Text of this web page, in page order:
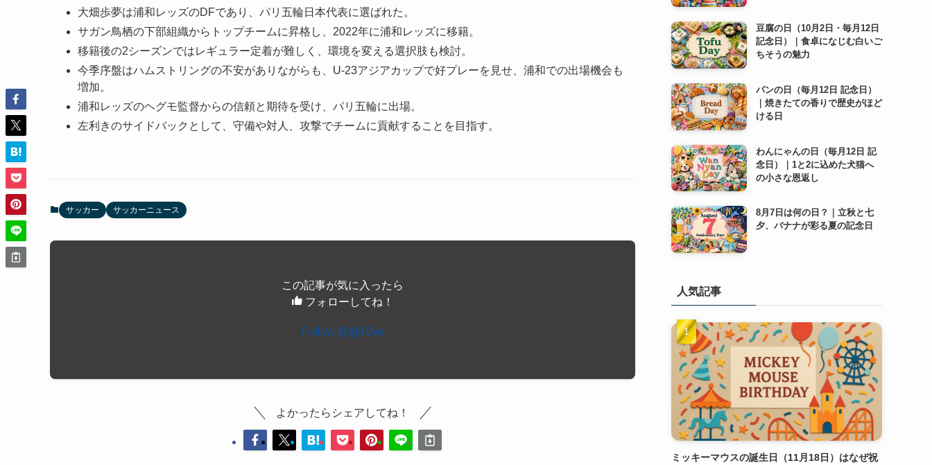
大畑歩夢は浦和レッズのDFであり、パリ五輪日本代表に選ばれた。
サガン鳥栖の下部組織からトップチームに昇格し、2022年に浦和レッズに移籍。
移籍後の2シーズンではレギュラー定着が難しく、環境を変える選択肢も検討。
今季序盤はハムストリングの不安がありながらも、U-23アジアカップで好プレーを見せ、浦和での出場機会も
増加。
浦和レッズのヘグモ監督からの信頼と期待を受け、パリ五輪に出場。
左利きのサイドバックとして、守備や対人、攻撃でチームに貢献することを目指す。
サッカー サッカーニュース
この記事が気に入ったら
フォローしてね！
Follow @@10yu
よかったらシェアしてね！
豆腐の日（10月2日・毎月12日
記念日）｜食卓になじむ白いご
ちそうの魅力
パンの日（毎月12日 記念日）
｜焼きたての香りで歴史がほど
ける日
わんにゃんの日（毎月12日 記
念日）｜1と2に込めた犬猫へ
の小さな恩返し
8月7日は何の日？｜立秋と七
夕、バナナが彩る夏の記念日
人気記事
ミッキーマウスの誕生日（11月18日）はなぜ祝